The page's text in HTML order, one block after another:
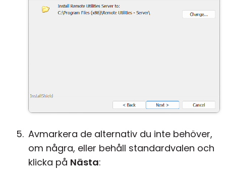
Avmarkera de alternativ du inte behöver,
om några, eller behåll standardvalen och
klicka på Nästa: